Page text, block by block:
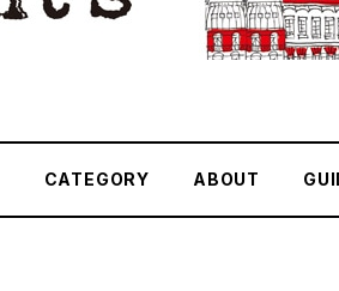
CATEGORY ABOUT